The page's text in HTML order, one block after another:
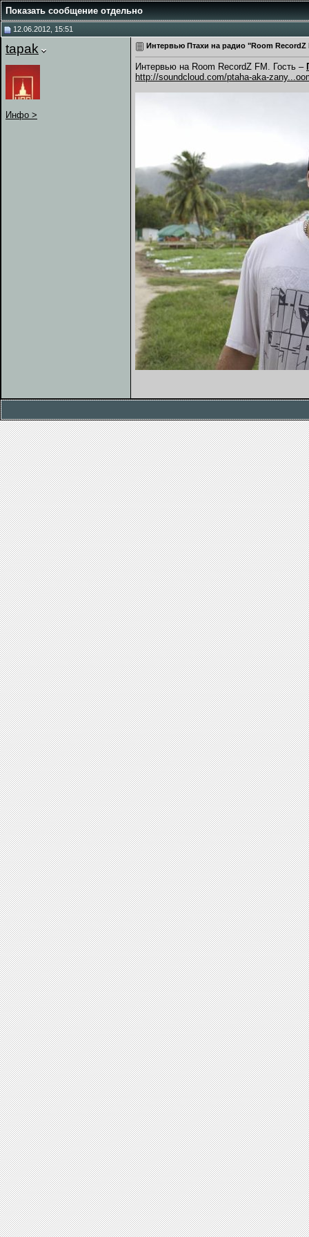
Показать сообщение отдельно
12.06.2012, 15:51
tapak
Инфо >
Интервью Птахи на радио "Room RecordZ
Интервью на Room RecordZ FM. Гость –
http://soundcloud.com/ptaha-aka-